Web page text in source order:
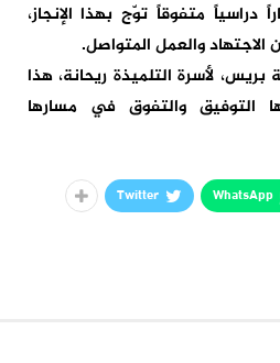
متفوقاً توّج بهذا الإنجاز،
والعمل المتواصل.
لأسرة التلميذة ريحانة، هذا
التوفيق والتفوق في مسارها
WhatsApp
Twitter